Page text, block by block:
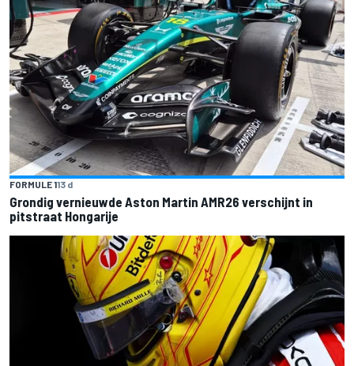
FORMULE 113 d
Grondig vernieuwde Aston Martin AMR26 verschijnt in
pitstraat Hongarije